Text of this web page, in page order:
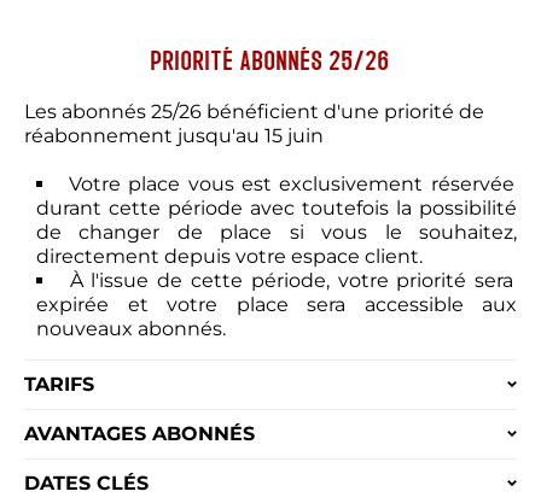
PRIORITÉ ABONNÉS 25/26
Les abonnés 25/26 bénéficient d'une priorité de
réabonnement jusqu'au 15 juin
Votre place vous est exclusivement réservée
durant cette période avec toutefois la possibilité
de changer de place si vous le souhaitez,
directement depuis votre espace client.
À l'issue de cette période, votre priorité sera
expirée et votre place sera accessible aux
nouveaux abonnés.
TARIFS
AVANTAGES ABONNÉS
DATES CLÉS